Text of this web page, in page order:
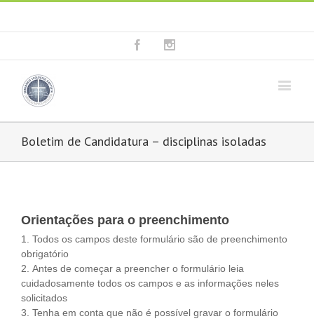
Facebook
Boletim de Candidatura – disciplinas isoladas
Orientações para o preenchimento
1. Todos os campos deste formulário são de preenchimento
obrigatório
2. Antes de começar a preencher o formulário leia
cuidadosamente todos os campos e as informações neles
solicitados
3. Tenha em conta que não é possível gravar o formulário